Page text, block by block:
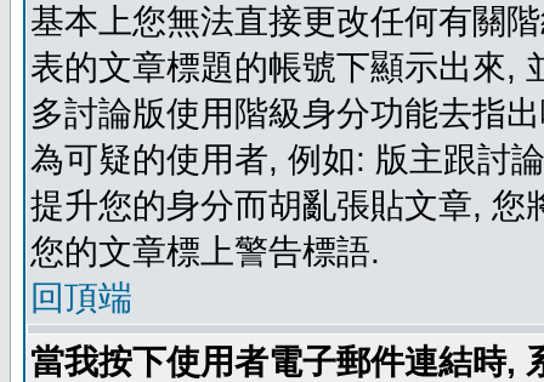
基本上您無法直接更改任何有關
表的文章標題的帳號下顯示出來,
多討論版使用階級身分功能去指
為可疑的使用者, 例如: 版主跟討
提升您的身分而胡亂張貼文章,
您的文章標上警告標語.
回頂端
當我按下使用者電子郵件連結時,